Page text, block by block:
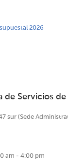
2026
de Servicios de
sur (Sede
am - 4:00 pm